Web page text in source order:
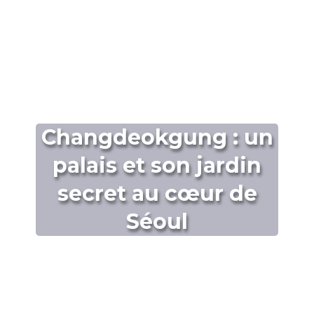
Changdeokgung : un
palais et son jardin
secret au cœur de
Séoul